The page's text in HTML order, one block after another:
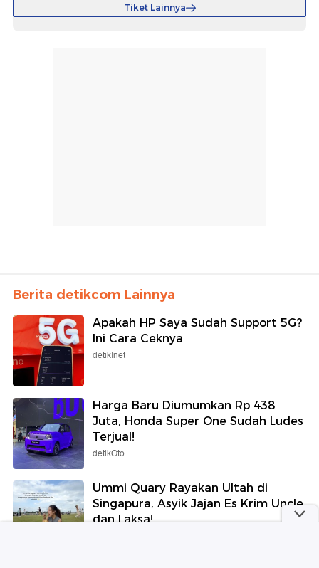
Tiket Lainnya
Berita detikcom Lainnya
Apakah HP Saya Sudah Support 5G?
Ini Cara Ceknya
detikInet
Harga Baru Diumumkan Rp 438
Juta, Honda Super One Sudah Ludes
Terjual!
detikOto
Ummi Quary Rayakan Ultah di
Singapura, Asyik Jajan Es Krim Uncle
dan Laksa!